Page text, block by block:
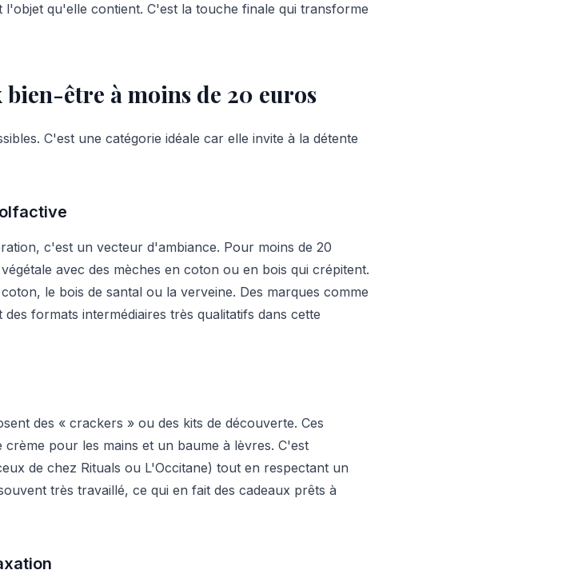
qu'elle contient. C'est la touche finale qui transforme
être à moins de 20 euros
C'est une catégorie idéale car elle invite à la détente
c'est un vecteur d'ambiance. Pour moins de 20
avec des mèches en coton ou en bois qui crépitent.
le bois de santal ou la verveine. Des marques comme
formats intermédiaires très qualitatifs dans cette
des « crackers » ou des kits de découverte. Ces
pour les mains et un baume à lèvres. C'est
de chez Rituals ou L'Occitane) tout en respectant un
très travaillé, ce qui en fait des cadeaux prêts à